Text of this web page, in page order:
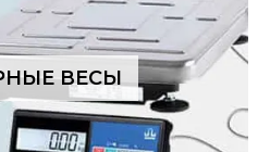
ВЕСЫ